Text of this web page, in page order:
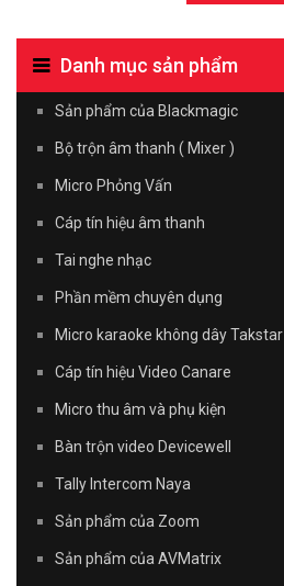
Danh mục sản phẩm
Sản phẩm của Blackmagic
Bộ trộn âm thanh ( Mixer )
Micro Phỏng Vấn
Cáp tín hiệu âm thanh
Tai nghe nhạc
Phần mềm chuyên dụng
Micro karaoke không dây Takstar
Cáp tín hiệu Video Canare
Micro thu âm và phụ kiện
Bàn trộn video Devicewell
Tally Intercom Naya
Sản phẩm của Zoom
Sản phẩm của AVMatrix